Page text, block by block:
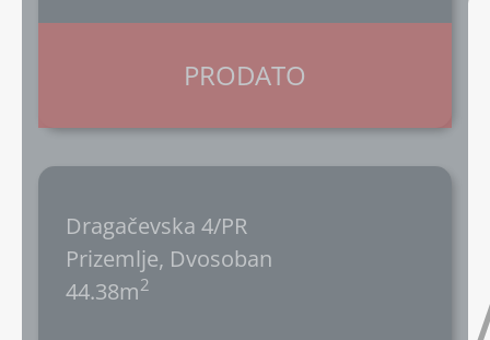
PRODATO
Dragačevska 4/PR
Prizemlje, Dvosoban
44.38m2